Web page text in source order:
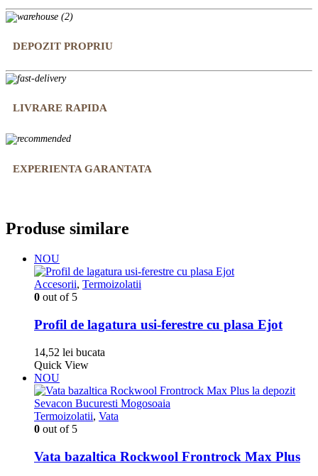
DEPOZIT PROPRIU
LIVRARE RAPIDA
EXPERIENTA GARANTATA
Produse similare
NOU
Accesorii, Termoizolatii
0 out of 5
Profil de lagatura usi-ferestre cu plasa Ejot
14,52 lei bucata
Quick View
NOU
Termoizolatii, Vata
0 out of 5
Vata bazaltica Rockwool Frontrock Max Plus